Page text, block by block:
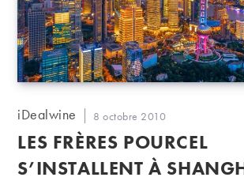
Auteur/autrice
la
publication :
iDealwine
Publication
publiée :
8 octobre 2010
LES FRÈRES POURCEL
S’INSTALLENT À